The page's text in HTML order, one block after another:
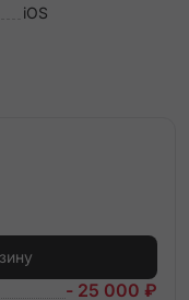
iOS
- 25 000 ₽